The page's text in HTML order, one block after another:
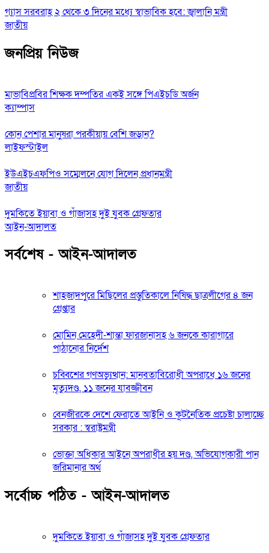
গ্যাস সরবরাহ ২ থেকে ৩ দিনের মধ্যে স্বাভাবিক হবে: জ্বালানি মন্ত্রী
জাতীয়
জনপ্রিয় নিউজ
মাভাবিপ্রবির শিক্ষক দম্পতির একই সঙ্গে পিএইচডি অর্জন
ক্যাম্পাস
কোন পেশার মানুষরা পরকীয়ায় বেশি জড়ান?
লাইফস্টাইল
ইউএইচএফপিও সম্মেলনে যোগ দিলেন প্রধানমন্ত্রী
জাতীয়
দুমকিতে ইয়াবা ও গাঁজাসহ দুই যুবক গ্রেফতার
আইন-আদালত
সর্বশেষ - আইন-আদালত
শাহজাদপুরে মিছিলের প্রস্তুতিকালে নিষিদ্ধ ছাত্রলীগের ৪ জন
গ্রেপ্তার
মোমিন মেহেদী-শান্তা ফারজানাসহ ৬ জনকে কারাগারে
পাঠানোর নির্দেশ
চব্বিশের গণঅভ্যুত্থান: মানবতাবিরোধী অপরাধে ১৬ জনের
মৃত্যুদণ্ড, ১১ জনের যাবজ্জীবন
বেনজীরকে দেশে ফেরাতে আইনি ও কূটনৈতিক প্রচেষ্টা চালাচ্ছে
সরকার : স্বরাষ্ট্রমন্ত্রী
ভোক্তা অধিকার আইনে অপরাধীর হয় দণ্ড, অভিযোগকারী পান
জরিমানার অর্থ
সর্বোচ্চ পঠিত - আইন-আদালত
দুমকিতে ইয়াবা ও গাঁজাসহ দুই যুবক গ্রেফতার